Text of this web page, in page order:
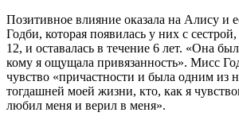
Позитивное влияние оказала на Алису и
Годби, которая появилась у них с
12, и оставалась в течение 6 лет. «Она
кому я ощущала привязанность». Мисс
чувство «причастности и была одним из
тогдашней моей жизни, кто, как я
любил меня и верил в меня».